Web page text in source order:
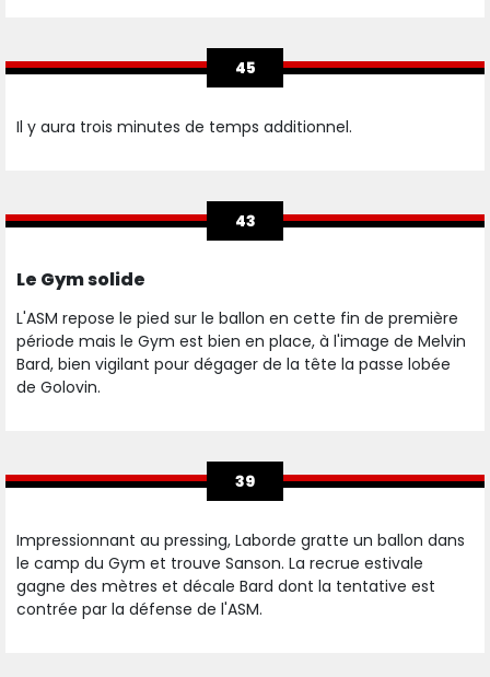
45
Il y aura trois minutes de temps additionnel.
43
Le Gym solide
L'ASM repose le pied sur le ballon en cette fin de première
période mais le Gym est bien en place, à l'image de Melvin
Bard, bien vigilant pour dégager de la tête la passe lobée
de Golovin.
39
Impressionnant au pressing, Laborde gratte un ballon dans
le camp du Gym et trouve Sanson. La recrue estivale
gagne des mètres et décale Bard dont la tentative est
contrée par la défense de l'ASM.